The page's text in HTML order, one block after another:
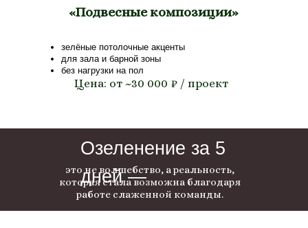
«Подвесные композиции»
зелёные потолочные акценты
для зала и барной зоны
без нагрузки на пол
Цена: от ~30 000 ₽ / проект
это не волшебство, а реальность,
которая стала возможна благодаря
работе слаженной команды.
Озеленение за 5
дней —